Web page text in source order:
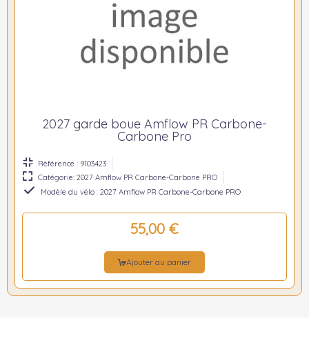
2027 garde boue Amflow PR Carbone-
Carbone Pro
Référence : 9103423
Catégorie: 2027 Amflow PR Carbone-Carbone PRO
Modèle du vélo : 2027 Amflow PR Carbone-Carbone PRO
55,00 €
Ajouter au panier